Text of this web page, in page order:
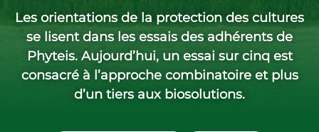
Les orientations de la protection des cultures
se lisent dans les essais des adhérents de
Phyteis. Aujourd’hui, un essai sur cinq est
consacré à l’approche combinatoire et plus
d’un tiers aux biosolutions.